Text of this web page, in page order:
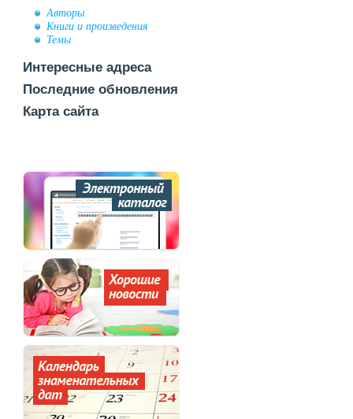
Авторы
Книги и произведения
Темы
Интересные адреса
Последние обновления
Карта сайта